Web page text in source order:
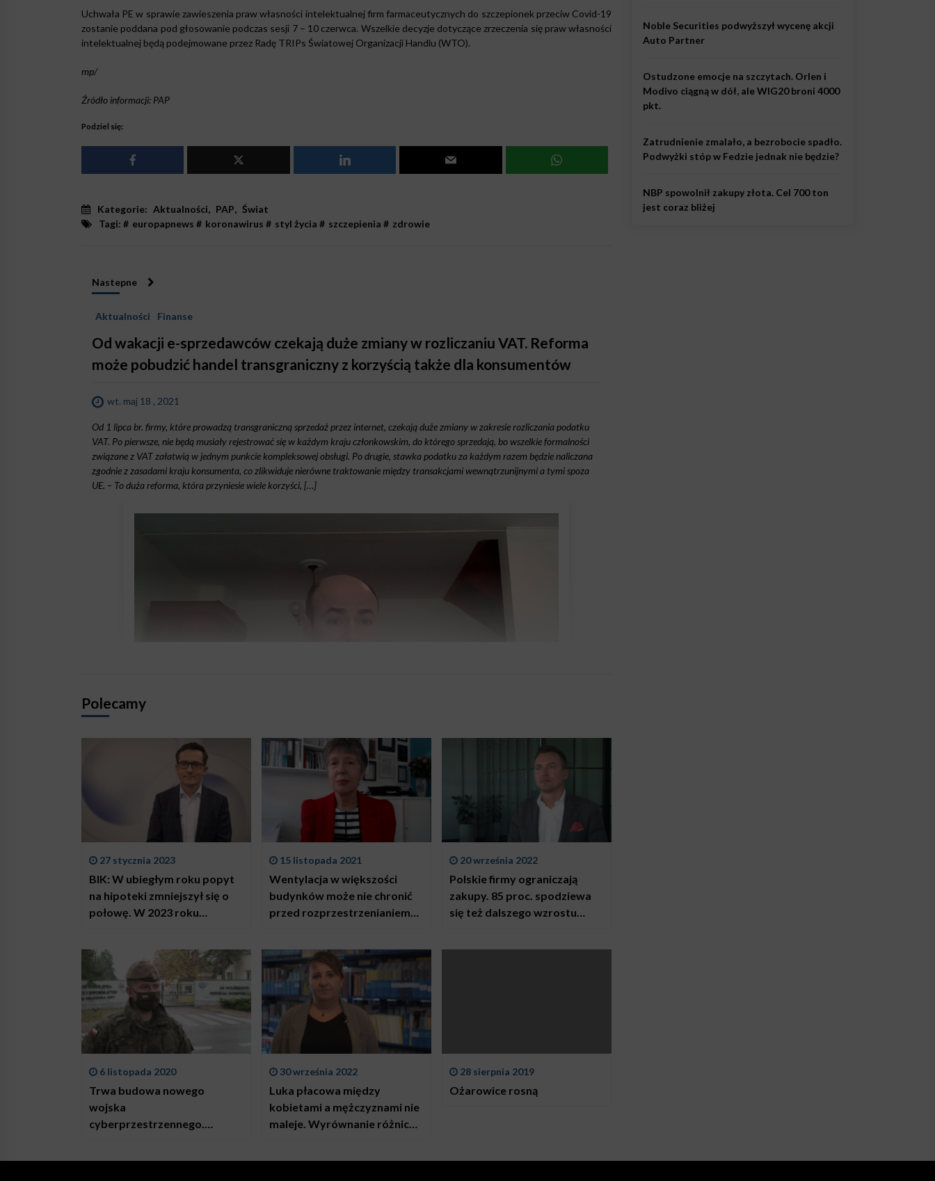
Uchwała PE w sprawie zawieszenia praw własności intelektualnej firm farmaceutycznych do szczepionek przeciw Covid-19
zostanie poddana pod głosowanie podczas sesji 7 – 10 czerwca. Wszelkie decyzje dotyczące zrzeczenia się praw własności
intelektualnej będą podejmowane przez Radę TRIPs Światowej Organizacji Handlu (WTO).
mp/
Źródło informacji: PAP
Podziel się:
Kategorie: Aktualności, PAP, Świat
Tagi: # europapnews # koronawirus # styl życia # szczepienia # zdrowie
Nastepne
Aktualności Finanse
Od wakacji e-sprzedawców czekają duże zmiany w rozliczaniu VAT. Reforma
może pobudzić handel transgraniczny z korzyścią także dla konsumentów
wt. maj 18 , 2021
Od 1 lipca br. firmy, które prowadzą transgraniczną sprzedaż przez internet, czekają duże zmiany w zakresie rozliczania podatku
VAT. Po pierwsze, nie będą musiały rejestrować się w każdym kraju członkowskim, do którego sprzedają, bo wszelkie formalności
związane z VAT załatwią w jednym punkcie kompleksowej obsługi. Po drugie, stawka podatku za każdym razem będzie naliczana
zgodnie z zasadami kraju konsumenta, co zlikwiduje nierówne traktowanie między transakcjami wewnątrzunijnymi a tymi spoza
UE. – To duża reforma, która przyniesie wiele korzyści, […]
Polecamy
27 stycznia 2023
BIK: W ubiegłym roku popyt
na hipoteki zmniejszył się o
połowę. W 2023 roku
15 listopada 2021
Wentylacja w większości
budynków może nie chronić
przed rozprzestrzenianiem
projektowania budynków
20 września 2022
Polskie firmy ograniczają
zakupy. 85 proc. spodziewa
się też dalszego wzrostu
6 listopada 2020
Trwa budowa nowego
wojska
cyberprzestrzennego.
30 września 2022
Luka płacowa między
kobietami a mężczyznami nie
maleje. Wyrównanie różnic
28 sierpnia 2019
Ożarowice rosną
Noble Securities podwyższył wycenę akcji
Auto Partner
Ostudzone emocje na szczytach. Orlen i
Modivo ciągną w dół, ale WIG20 broni 4000
pkt.
Zatrudnienie zmalało, a bezrobocie spadło.
Podwyżki stóp w Fedzie jednak nie będzie?
NBP spowolnił zakupy złota. Cel 700 ton
jest coraz bliżej